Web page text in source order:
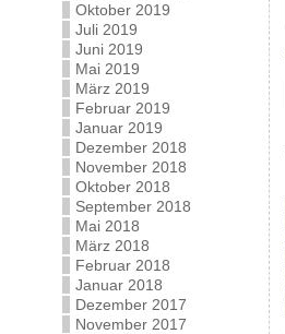
Oktober 2019
Juli 2019
Juni 2019
Mai 2019
März 2019
Februar 2019
Januar 2019
Dezember 2018
November 2018
Oktober 2018
September 2018
Mai 2018
März 2018
Februar 2018
Januar 2018
Dezember 2017
November 2017